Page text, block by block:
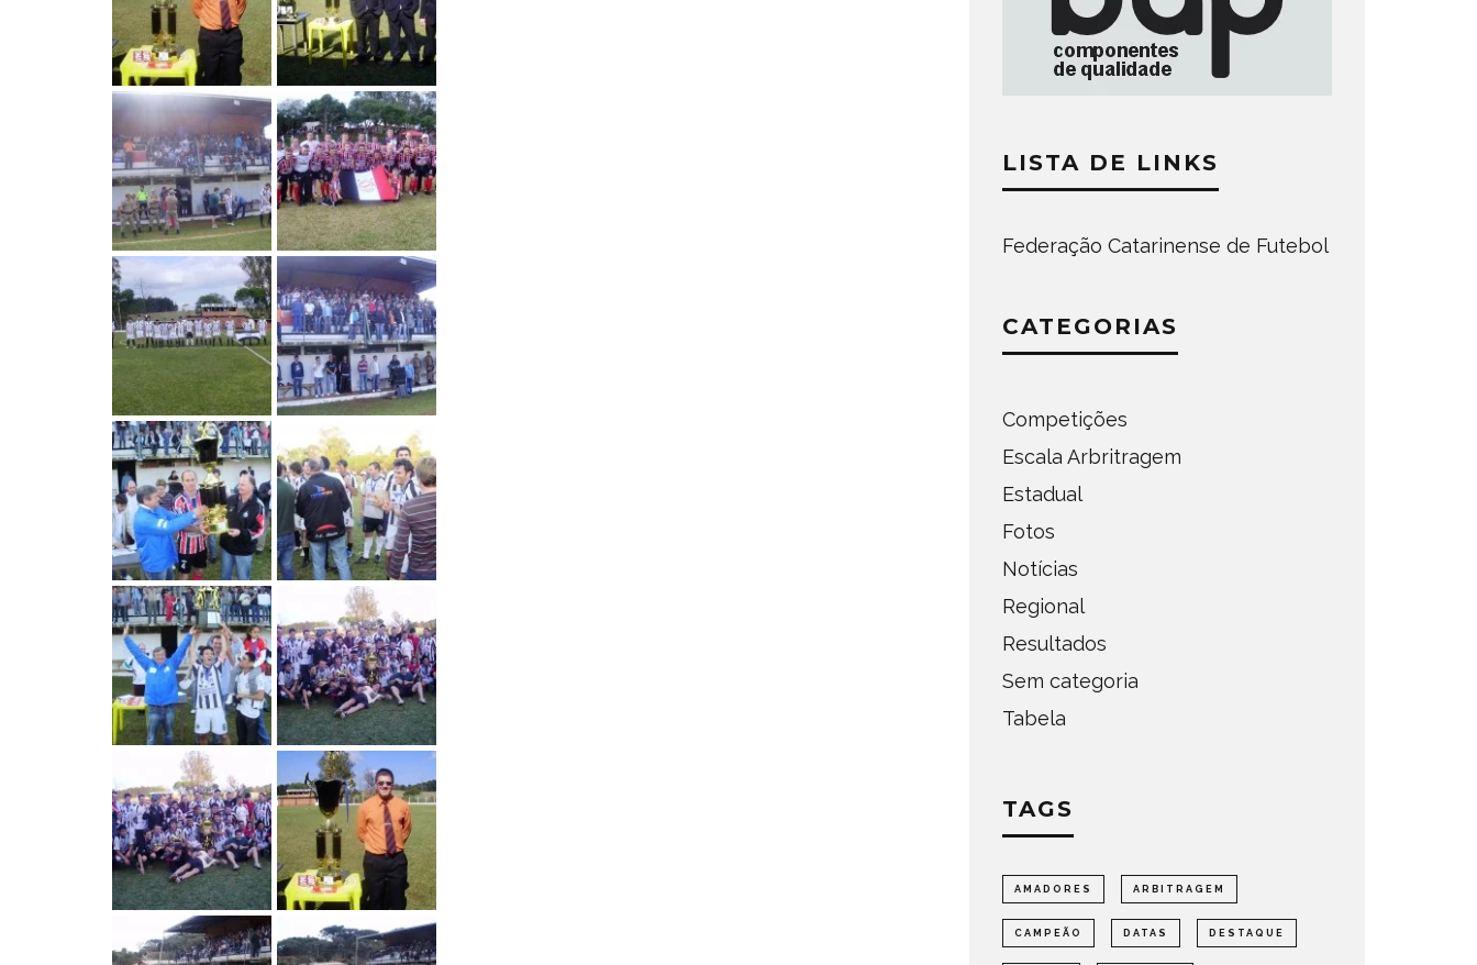
LISTA DE LINKS
Federação Catarinense de Futebol
CATEGORIAS
Competições
Escala Arbritragem
Estadual
Fotos
Notícias
Regional
Resultados
Sem categoria
Tabela
TAGS
AMADORES ARBITRAGEM
CAMPEÃO DATAS DESTAQUE